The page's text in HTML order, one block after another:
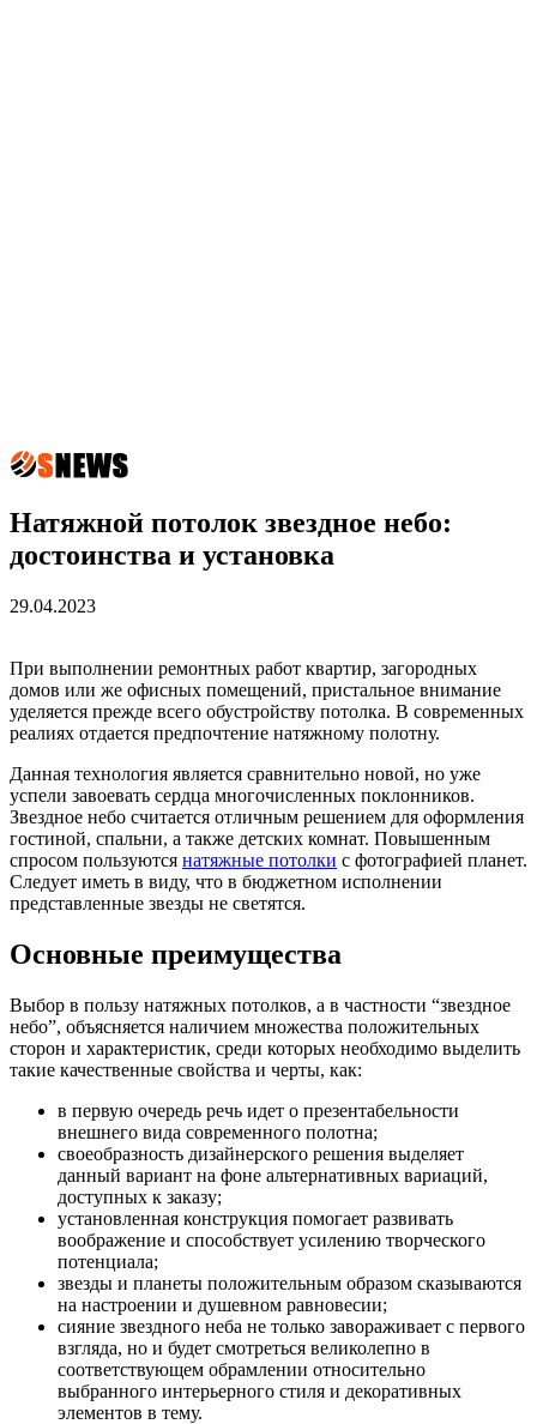
Натяжной потолок звездное небо:
достоинства и установка
29.04.2023
При выполнении ремонтных работ квартир, загородных
домов или же офисных помещений, пристальное внимание
уделяется прежде всего обустройству потолка. В современных
реалиях отдается предпочтение натяжному полотну.
Данная технология является сравнительно новой, но уже
успели завоевать сердца многочисленных поклонников.
Звездное небо считается отличным решением для оформления
гостиной, спальни, а также детских комнат. Повышенным
спросом пользуются натяжные потолки с фотографией планет.
Следует иметь в виду, что в бюджетном исполнении
представленные звезды не светятся.
Основные преимущества
Выбор в пользу натяжных потолков, а в частности “звездное
небо”, объясняется наличием множества положительных
сторон и характеристик, среди которых необходимо выделить
такие качественные свойства и черты, как:
в первую очередь речь идет о презентабельности
внешнего вида современного полотна;
своеобразность дизайнерского решения выделяет
данный вариант на фоне альтернативных вариаций,
доступных к заказу;
установленная конструкция помогает развивать
воображение и способствует усилению творческого
потенциала;
звезды и планеты положительным образом сказываются
на настроении и душевном равновесии;
сияние звездного неба не только завораживает с первого
взгляда, но и будет смотреться великолепно в
соответствующем обрамлении относительно
выбранного интерьерного стиля и декоративных
элементов в тему.